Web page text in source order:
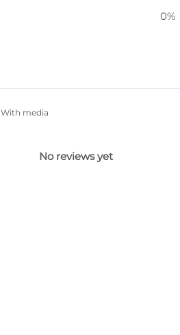
0%
With media
No reviews yet